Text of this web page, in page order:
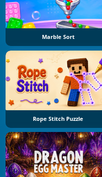
Marble Sort
Rope Stitch Puzzle